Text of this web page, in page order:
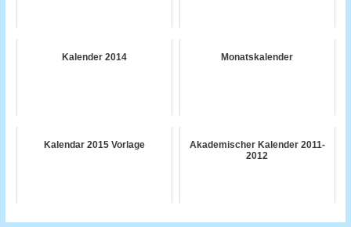
Kalender 2014 Monatskalender
Kalendar 2015 Vorlage
Akademischer Kalender 2011-
2012